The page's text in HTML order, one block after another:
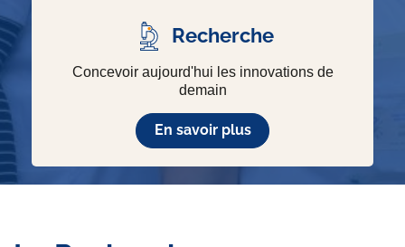
Recherche
Concevoir aujourd'hui les innovations de
demain
En savoir plus